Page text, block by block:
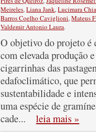
Meireles,Liana Jank,Lucimara
Barros Coelho Caviglioni,Mateus
Valdemir Antonio Laura.
O objetivo do projeto é
com elevada produção
cigarrinhas das
edafoclimático, que
sustentabilidade e
uma espécie de
cade... leia mais »